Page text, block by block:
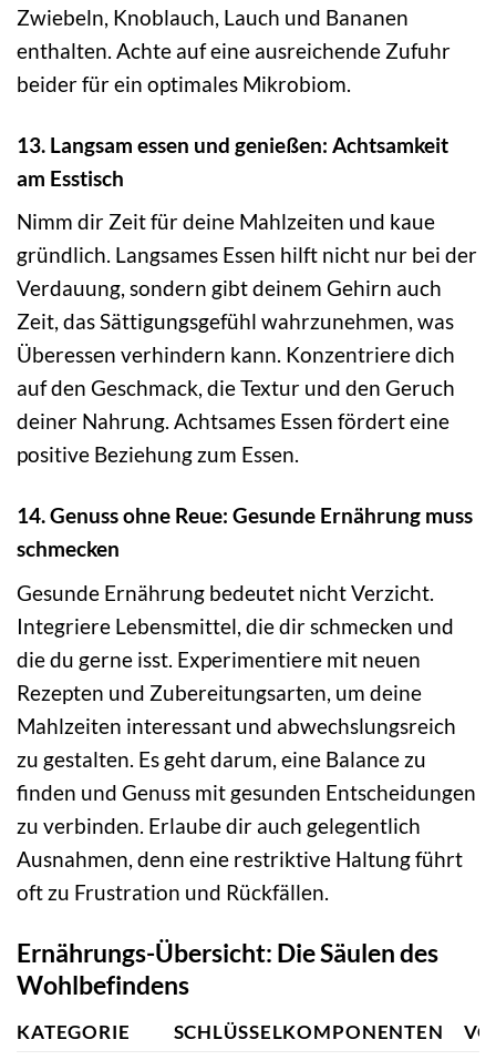
Zwiebeln, Knoblauch, Lauch und Bananen
enthalten. Achte auf eine ausreichende Zufuhr
beider für ein optimales Mikrobiom.
13. Langsam essen und genießen: Achtsamkeit
am Esstisch
Nimm dir Zeit für deine Mahlzeiten und kaue
gründlich. Langsames Essen hilft nicht nur bei der
Verdauung, sondern gibt deinem Gehirn auch
Zeit, das Sättigungsgefühl wahrzunehmen, was
Überessen verhindern kann. Konzentriere dich
auf den Geschmack, die Textur und den Geruch
deiner Nahrung. Achtsames Essen fördert eine
positive Beziehung zum Essen.
14. Genuss ohne Reue: Gesunde Ernährung muss
schmecken
Gesunde Ernährung bedeutet nicht Verzicht.
Integriere Lebensmittel, die dir schmecken und
die du gerne isst. Experimentiere mit neuen
Rezepten und Zubereitungsarten, um deine
Mahlzeiten interessant und abwechslungsreich
zu gestalten. Es geht darum, eine Balance zu
finden und Genuss mit gesunden Entscheidungen
zu verbinden. Erlaube dir auch gelegentlich
Ausnahmen, denn eine restriktive Haltung führt
oft zu Frustration und Rückfällen.
Ernährungs-Übersicht: Die Säulen des
Wohlbefindens
KATEGORIE SCHLÜSSELKOMPONENTEN